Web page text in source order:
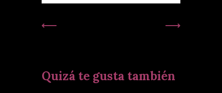
Quizá te gusta también